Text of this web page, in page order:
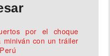
por el choque
miniván con un tráiler